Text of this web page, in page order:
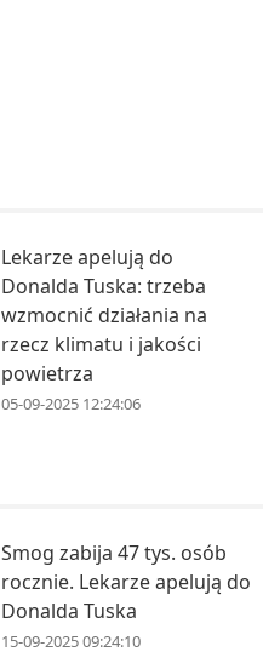
Lekarze apelują do
Donalda Tuska: trzeba
wzmocnić działania na
rzecz klimatu i jakości
powietrza
05-09-2025 12:24:06
Smog zabija 47 tys. osób
rocznie. Lekarze apelują do
Donalda Tuska
15-09-2025 09:24:10